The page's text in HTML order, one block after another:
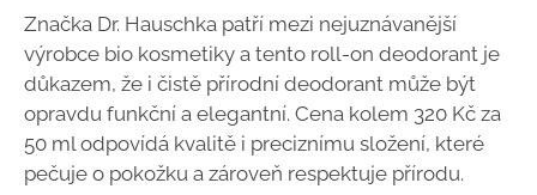
Značka Dr. Hauschka patří mezi nejuznávanější
výrobce bio kosmetiky a tento roll-on deodorant je
důkazem, že i čistě přírodní deodorant může být
opravdu funkční a elegantní. Cena kolem 320 Kč za
50 ml odpovídá kvalitě i preciznímu složení, které
pečuje o pokožku a zároveň respektuje přírodu.